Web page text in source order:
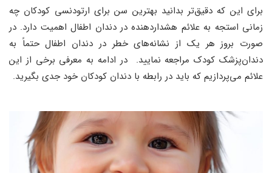
برای این که دقیق‌تر بدانید بهترین سن برای ارتودنسی کودکان چه
زمانی استجه به علائم هشداردهنده در دندان اطفال اهمیت دارد. در
صورت بروز هر یک از نشانه‌های خطر در دندان اطفال حتماً به
دندان‌پزشک کودک مراجعه نمایید.
در ادامه به معرفی برخی از این
علائم می‌پردازیم که باید در رابطه با دندان کودکان خود جدی بگیرید.